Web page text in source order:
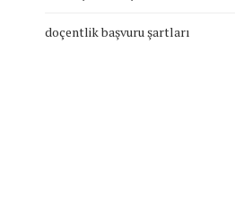
doçentlik başvuru şartları